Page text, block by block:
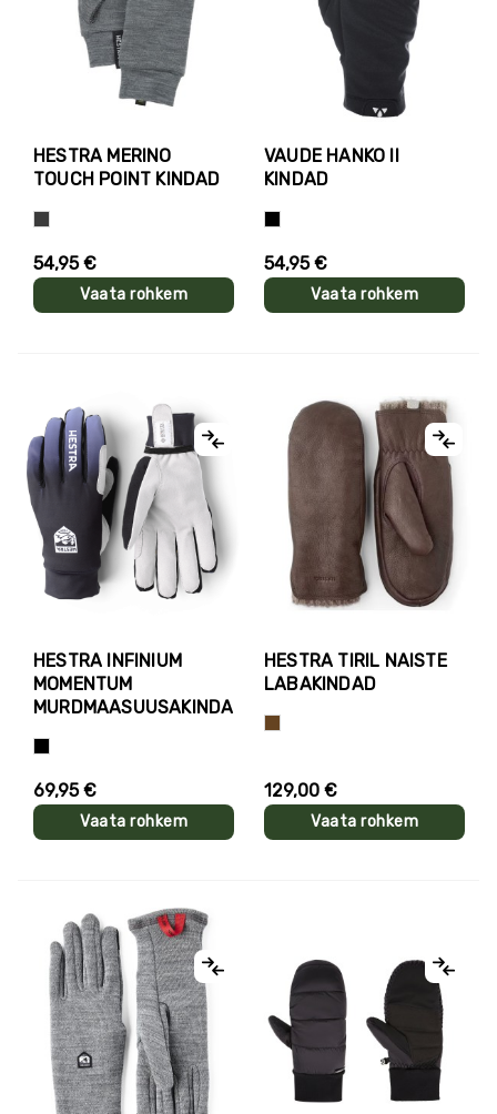
HESTRA MERINO
TOUCH POINT KINDAD
54,95 €
Vaata rohkem
VAUDE HANKO II
KINDAD
54,95 €
Vaata rohkem
HESTRA INFINIUM
MOMENTUM
MURDMAASUUSAKINDAD
69,95 €
Vaata rohkem
HESTRA TIRIL NAISTE
LABAKINDAD
129,00 €
Vaata rohkem